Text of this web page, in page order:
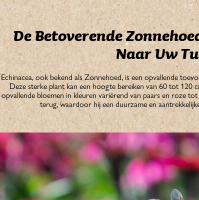
De Betoverende
Naar Uw
Echinacea, ook bekend als Zonnehoed, is een opvallende
Deze sterke plant kan een hoogte bereiken van 60 tot
opvallende bloemen in kleuren variërend van paars en roze
terug, waardoor hij een duurzame en